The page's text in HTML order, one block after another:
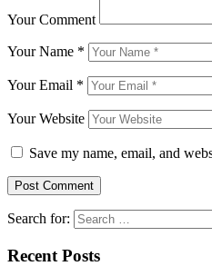
Your Comment
Your Name *
Your Email *
Your Website
Save my name, email, and
Search for:
Recent Posts